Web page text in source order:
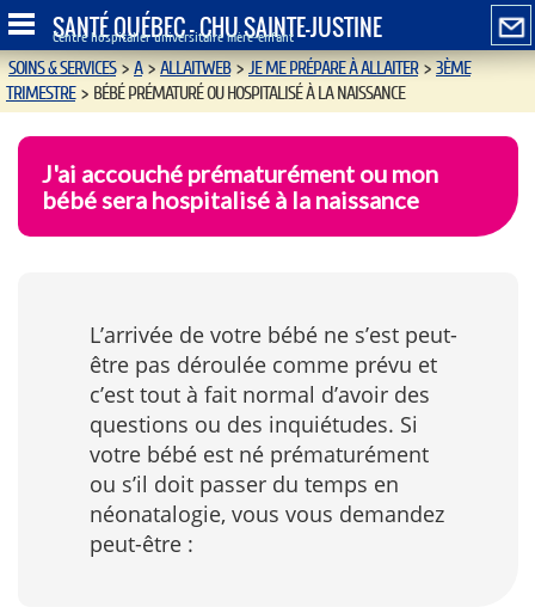
SANTÉ QUÉBEC - CHU SAINTE-JUSTINE
Centre hospitalier universitaire mère-enfant
SOINS & SERVICES>A>ALLAITWEB>JE ME PRÉPARE À ALLAITER>3ÈME
TRIMESTRE > BÉBÉ PRÉMATURÉ OU HOSPITALISÉ À LA NAISSANCE
J'ai accouché prématurément ou mon
bébé sera hospitalisé à la naissance
L’arrivée de votre bébé ne s’est peut-
être pas déroulée comme prévu et
c’est tout à fait normal d’avoir des
questions ou des inquiétudes. Si
votre bébé est né prématurément
ou s’il doit passer du temps en
néonatalogie, vous vous demandez
peut-être :